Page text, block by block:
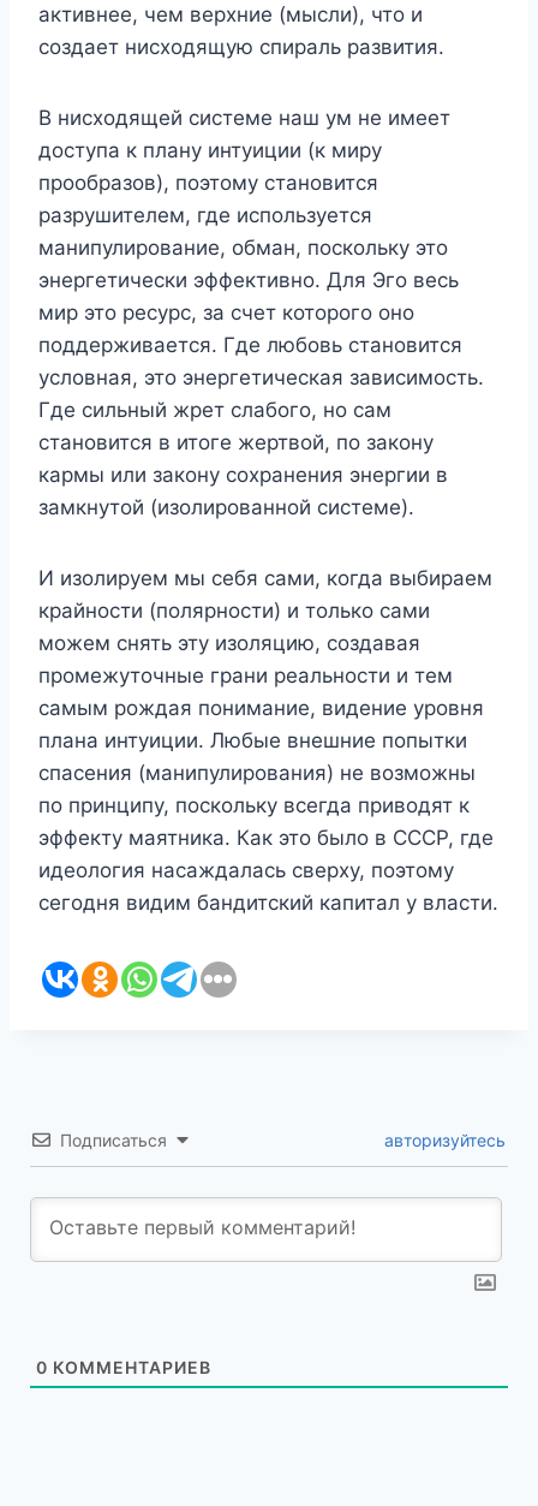
активнее, чем верхние (мысли), что и
создает нисходящую спираль развития.
В нисходящей системе наш ум не имеет
доступа к плану интуиции (к миру
прообразов), поэтому становится
разрушителем, где используется
манипулирование, обман, поскольку это
энергетически эффективно. Для Эго весь
мир это ресурс, за счет которого оно
поддерживается. Где любовь становится
условная, это энергетическая зависимость.
Где сильный жрет слабого, но сам
становится в итоге жертвой, по закону
кармы или закону сохранения энергии в
замкнутой (изолированной системе).
И изолируем мы себя сами, когда выбираем
крайности (полярности) и только сами
можем снять эту изоляцию, создавая
промежуточные грани реальности и тем
самым рождая понимание, видение уровня
плана интуиции. Любые внешние попытки
спасения (манипулирования) не возможны
по принципу, поскольку всегда приводят к
эффекту маятника. Как это было в СССР, где
идеология насаждалась сверху, поэтому
сегодня видим бандитский капитал у власти.
Подписаться авторизуйтесь
0 КОММЕНТАРИЕВ